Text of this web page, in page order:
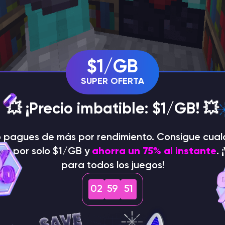
ahora los aldeanos
la forma en que los bibliotecarios
ha cambiado. Por defecto, los bibliotecarios
$1/GB
SUPER OFERTA
💥 ¡Precio imbatible: $1/GB! 💥
pagues de más por rendimiento. Consigue
por solo $1/GB y ahorra un 75% al instante.
para todos los juegos!
02 59 50